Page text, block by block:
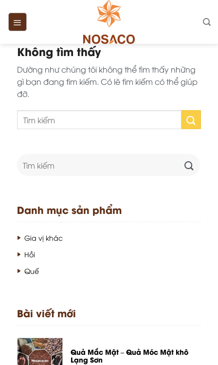
đến
nội
Không tìm thấy
Dường như chúng tôi không thể tìm thấy những
gì bạn đang tìm kiếm. Có lẽ tìm kiếm có thể giúp
đỡ.
kiếm:
Danh mục sản phẩm
Gia vị khác
Hồi
Quế
Bài viết mới
Quả Mắc Mật – Quả Móc Mật khô
Lạng Sơn